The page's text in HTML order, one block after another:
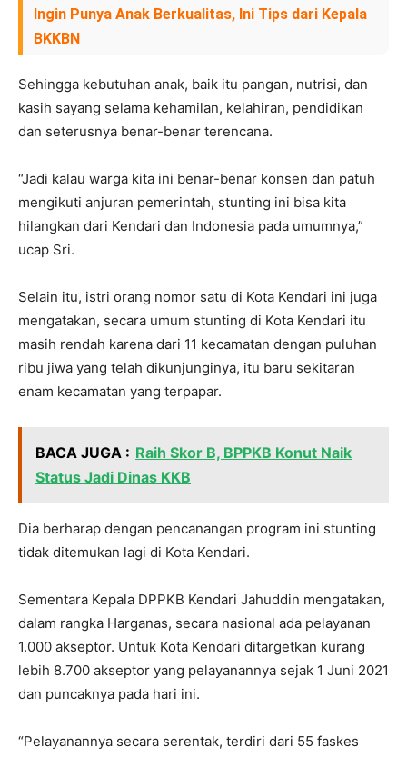
Ingin Punya Anak Berkualitas, Ini Tips dari Kepala
BKKBN
Sehingga kebutuhan anak, baik itu pangan, nutrisi, dan
kasih sayang selama kehamilan, kelahiran, pendidikan
dan seterusnya benar-benar terencana.
“Jadi kalau warga kita ini benar-benar konsen dan patuh
mengikuti anjuran pemerintah, stunting ini bisa kita
hilangkan dari Kendari dan Indonesia pada umumnya,”
ucap Sri.
Selain itu, istri orang nomor satu di Kota Kendari ini juga
mengatakan, secara umum stunting di Kota Kendari itu
masih rendah karena dari 11 kecamatan dengan puluhan
ribu jiwa yang telah dikunjunginya, itu baru sekitaran
enam kecamatan yang terpapar.
BACA JUGA : Raih Skor B, BPPKB Konut Naik
Status Jadi Dinas KKB
Dia berharap dengan pencanangan program ini stunting
tidak ditemukan lagi di Kota Kendari.
Sementara Kepala DPPKB Kendari Jahuddin mengatakan,
dalam rangka Harganas, secara nasional ada pelayanan
1.000 akseptor. Untuk Kota Kendari ditargetkan kurang
lebih 8.700 akseptor yang pelayanannya sejak 1 Juni 2021
dan puncaknya pada hari ini.
“Pelayanannya secara serentak, terdiri dari 55 faskes